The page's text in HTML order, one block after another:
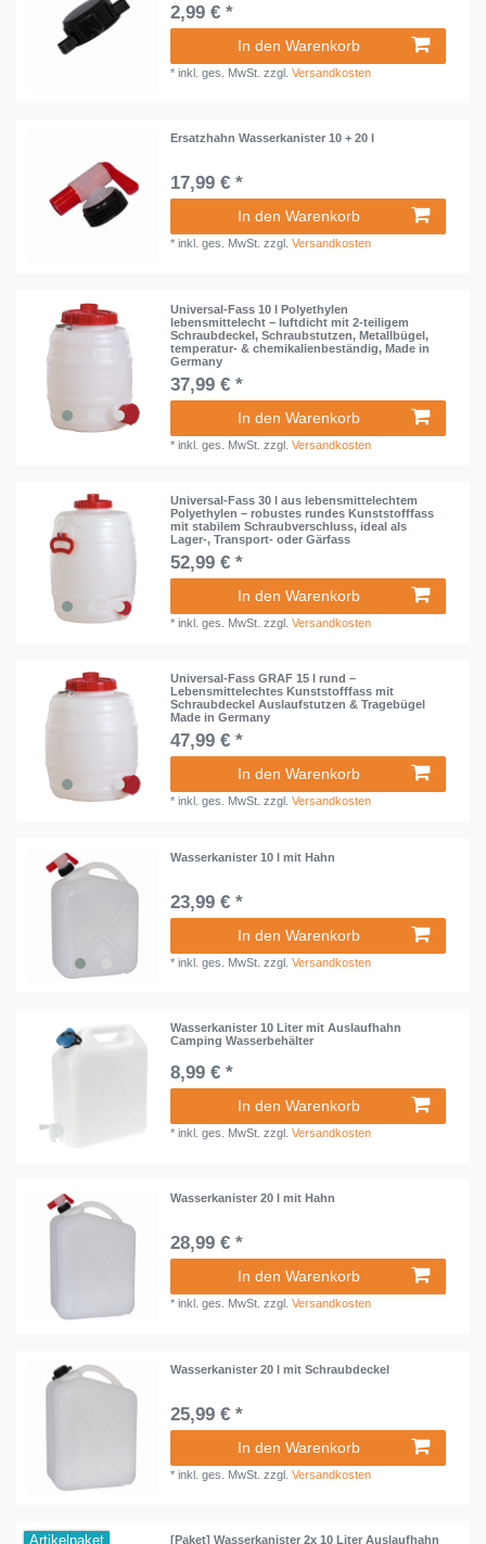
2,99 € *
In den Warenkorb
*inkl. ges. MwSt. zzgl.Versandkosten
Ersatzhahn Wasserkanister 10 + 20 l
17,99 € *
In den Warenkorb
*inkl. ges. MwSt. zzgl.Versandkosten
Universal-Fass 10 l Polyethylen
lebensmittelecht – luftdicht mit 2-teiligem
Schraubdeckel, Schraubstutzen, Metallbügel,
temperatur- & chemikalienbeständig, Made in
Germany
37,99 € *
In den Warenkorb
*inkl. ges. MwSt. zzgl.Versandkosten
Universal-Fass 30 l aus lebensmittelechtem
Polyethylen – robustes rundes Kunststofffass
mit stabilem Schraubverschluss, ideal als
Lager-, Transport- oder Gärfass
52,99 € *
In den Warenkorb
*inkl. ges. MwSt. zzgl.Versandkosten
Universal-Fass GRAF 15 l rund –
Lebensmittelechtes Kunststofffass mit
Schraubdeckel Auslaufstutzen & Tragebügel
Made in Germany
47,99 € *
In den Warenkorb
*inkl. ges. MwSt. zzgl.Versandkosten
Wasserkanister 10 l mit Hahn
23,99 € *
In den Warenkorb
*inkl. ges. MwSt. zzgl.Versandkosten
Wasserkanister 10 Liter mit Auslaufhahn
Camping Wasserbehälter
8,99 € *
In den Warenkorb
*inkl. ges. MwSt. zzgl.Versandkosten
Wasserkanister 20 l mit Hahn
28,99 € *
In den Warenkorb
*inkl. ges. MwSt. zzgl.Versandkosten
Wasserkanister 20 l mit Schraubdeckel
25,99 € *
In den Warenkorb
*inkl. ges. MwSt. zzgl.Versandkosten
Artikelpaket [Paket] Wasserkanister 2x 10 Liter Auslaufhahn